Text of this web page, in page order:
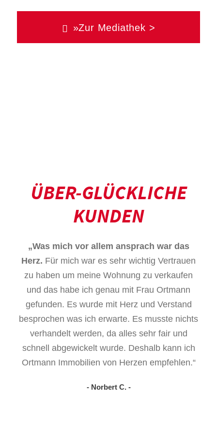
»Zur Mediathek >
ÜBER-GLÜCKLICHE
KUNDEN
„Was mich vor allem ansprach war das
Herz. Für mich war es sehr wichtig Vertrauen
zu haben um meine Wohnung zu verkaufen
und das habe ich genau mit Frau Ortmann
gefunden. Es wurde mit Herz und Verstand
besprochen was ich erwarte. Es musste nichts
verhandelt werden, da alles sehr fair und
schnell abgewickelt wurde. Deshalb kann ich
Ortmann Immobilien von Herzen empfehlen.“
- Norbert C. -